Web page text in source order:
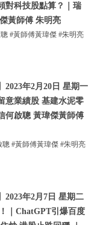
對科技股點算？｜瑞
黃師傅 朱明亮
#黃師傅黃瑋傑 #朱明亮
2023年2月20日 星期一
意業績股 基建水泥零
何啟聰 黃瑋傑黃師傅
聰 #黃師傅黃瑋傑 #朱明亮
2023年2月7日 星期二
｜ChatGPT引爆百度